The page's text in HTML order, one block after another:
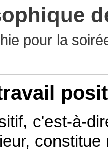
pour la
c'est-à-